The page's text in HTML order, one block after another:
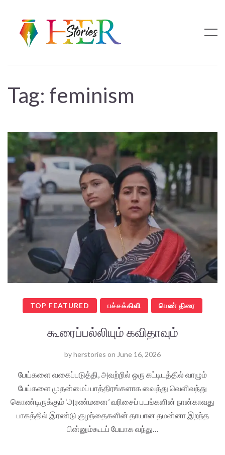
Tag: feminism
TOP FEATURED பச்சக்கிளி பெண் திரை
கூரைப்பல்லியும் கவிதாவும்
byherstories on June 16, 2026
பேய்களை வகைப்படுத்தி, அவற்றில் ஒரு கட்டிடத்தில் வாழும்
பேய்களை முதன்மைப் பாத்திரங்களாக வைத்து வெளிவந்து
கொண்டிருக்கும் ‘அரண்மனை’ வரிசைப் படங்களின் நான்காவது
பாகத்தில் இரண்டு குழந்தைகளின் தாயான தமன்னா இறந்த
பின்னும்கூடப் பேயாக வந்து…